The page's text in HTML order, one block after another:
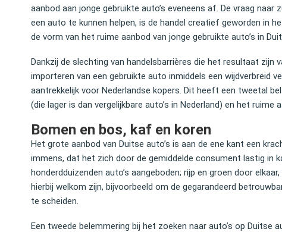
aanbod aan jonge gebruikte auto’s eveneens af. De vraag
een auto te kunnen helpen, is de handel creatief geworden in
de vorm van het ruime aanbod van jonge gebruikte auto’s in
Dankzij de slechting van handelsbarrières die het resultaat zijn
importeren van een gebruikte auto inmiddels een wijdverbreid
aantrekkelijk voor Nederlandse kopers. Dit heeft een tweetal
(die lager is dan vergelijkbare auto’s in Nederland) en het ruime
Bomen en bos, kaf en koren
Het grote aanbod van Duitse auto’s is aan de ene kant een
immens, dat het zich door de gemiddelde consument lastig in
honderdduizenden auto’s aangeboden; rijp en groen door
hierbij welkom zijn, bijvoorbeeld om de gegarandeerd
te scheiden.
Een tweede belemmering bij het zoeken naar auto’s op Duitse